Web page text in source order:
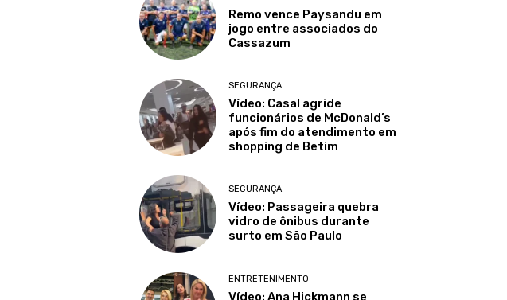
Remo vence Paysandu em
jogo entre associados do
Cassazum
SEGURANÇA
Vídeo: Casal agride
funcionários de McDonald’s
após fim do atendimento em
shopping de Betim
SEGURANÇA
Vídeo: Passageira quebra
vidro de ônibus durante
surto em São Paulo
ENTRETENIMENTO
Vídeo: Ana Hickmann se